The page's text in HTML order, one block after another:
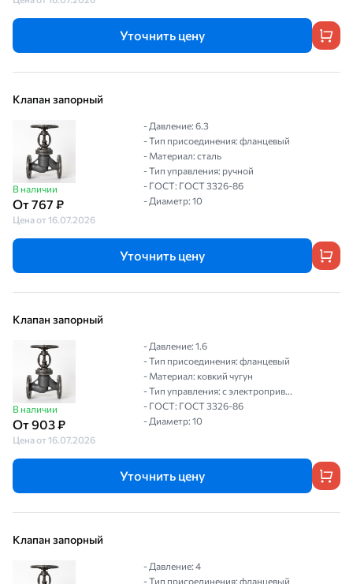
Уточнить цену
Клапан запорный
В наличии
От 767 ₽
Цена от 16.07.2026
- Давление: 6.3
- Тип присоединения: фланцевый
- Материал: сталь
- Тип управления: ручной
- ГОСТ: ГОСТ 3326-86
- Диаметр: 10
Уточнить цену
Клапан запорный
В наличии
От 903 ₽
Цена от 16.07.2026
- Давление: 1.6
- Тип присоединения: фланцевый
- Материал: ковкий чугун
- Тип управления: с электроприв...
- ГОСТ: ГОСТ 3326-86
- Диаметр: 10
Уточнить цену
Клапан запорный
- Давление: 4
- Тип присоединения: фланцевый